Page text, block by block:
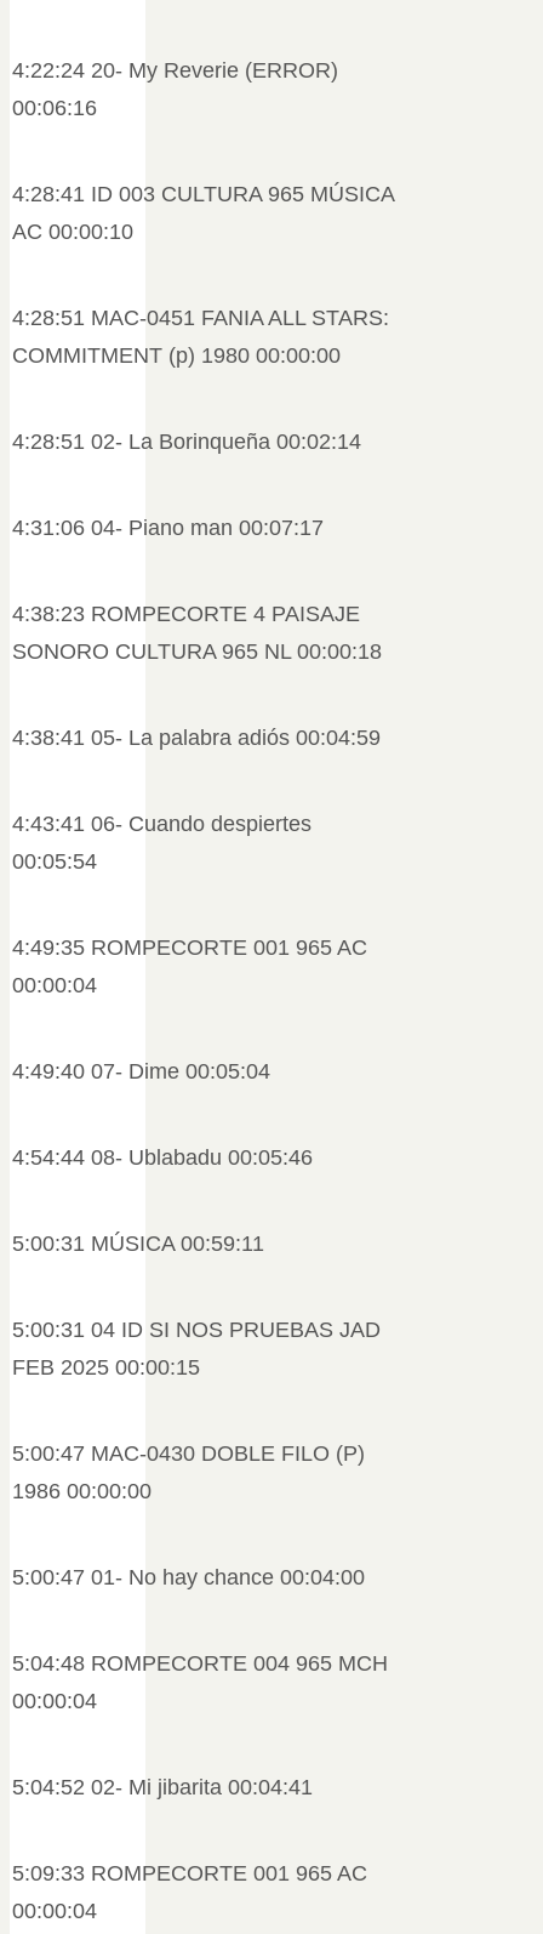
4:22:24 20- My Reverie (ERROR)
00:06:16
4:28:41 ID 003 CULTURA 965 MÚSICA
AC 00:00:10
4:28:51 MAC-0451 FANIA ALL STARS:
COMMITMENT (p) 1980 00:00:00
4:28:51 02- La Borinqueña 00:02:14
4:31:06 04- Piano man 00:07:17
4:38:23 ROMPECORTE 4 PAISAJE
SONORO CULTURA 965 NL 00:00:18
4:38:41 05- La palabra adiós 00:04:59
4:43:41 06- Cuando despiertes
00:05:54
4:49:35 ROMPECORTE 001 965 AC
00:00:04
4:49:40 07- Dime 00:05:04
4:54:44 08- Ublabadu 00:05:46
5:00:31 MÚSICA 00:59:11
5:00:31 04 ID SI NOS PRUEBAS JAD
FEB 2025 00:00:15
5:00:47 MAC-0430 DOBLE FILO (P)
1986 00:00:00
5:00:47 01- No hay chance 00:04:00
5:04:48 ROMPECORTE 004 965 MCH
00:00:04
5:04:52 02- Mi jibarita 00:04:41
5:09:33 ROMPECORTE 001 965 AC
00:00:04